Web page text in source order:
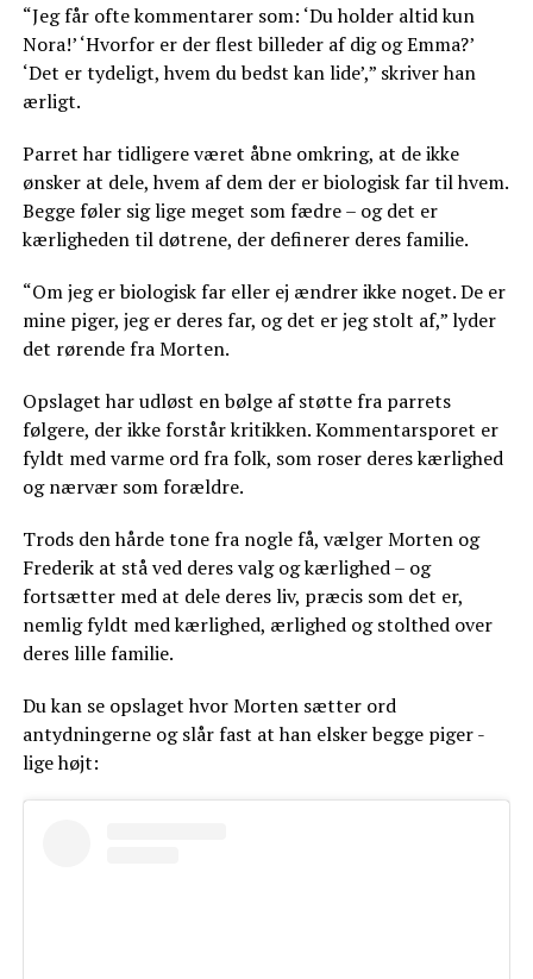
“Jeg får ofte kommentarer som: ‘Du holder altid kun
Nora!’ ‘Hvorfor er der flest billeder af dig og Emma?’
‘Det er tydeligt, hvem du bedst kan lide’,” skriver han
ærligt.
Parret har tidligere været åbne omkring, at de ikke
ønsker at dele, hvem af dem der er biologisk far til hvem.
Begge føler sig lige meget som fædre – og det er
kærligheden til døtrene, der definerer deres familie.
“Om jeg er biologisk far eller ej ændrer ikke noget. De er
mine piger, jeg er deres far, og det er jeg stolt af,” lyder
det rørende fra Morten.
Opslaget har udløst en bølge af støtte fra parrets
følgere, der ikke forstår kritikken. Kommentarsporet er
fyldt med varme ord fra folk, som roser deres kærlighed
og nærvær som forældre.
Trods den hårde tone fra nogle få, vælger Morten og
Frederik at stå ved deres valg og kærlighed – og
fortsætter med at dele deres liv, præcis som det er,
nemlig fyldt med kærlighed, ærlighed og stolthed over
deres lille familie.
Du kan se opslaget hvor Morten sætter ord
antydningerne og slår fast at han elsker begge piger -
lige højt: